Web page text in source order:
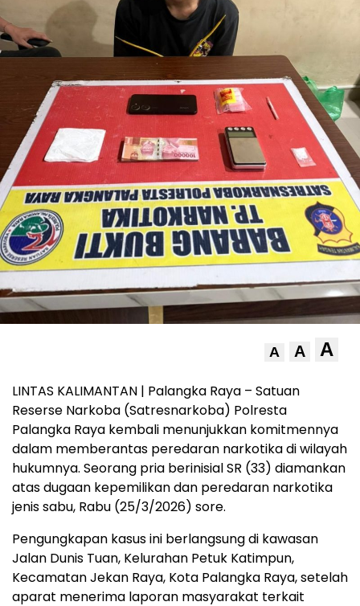
A A A
LINTAS KALIMANTAN | Palangka Raya – Satuan
Reserse Narkoba (Satresnarkoba) Polresta
Palangka Raya kembali menunjukkan komitmennya
dalam memberantas peredaran narkotika di wilayah
hukumnya. Seorang pria berinisial SR (33) diamankan
atas dugaan kepemilikan dan peredaran narkotika
jenis sabu, Rabu (25/3/2026) sore.
Pengungkapan kasus ini berlangsung di kawasan
Jalan Dunis Tuan, Kelurahan Petuk Katimpun,
Kecamatan Jekan Raya, Kota Palangka Raya, setelah
aparat menerima laporan masyarakat terkait